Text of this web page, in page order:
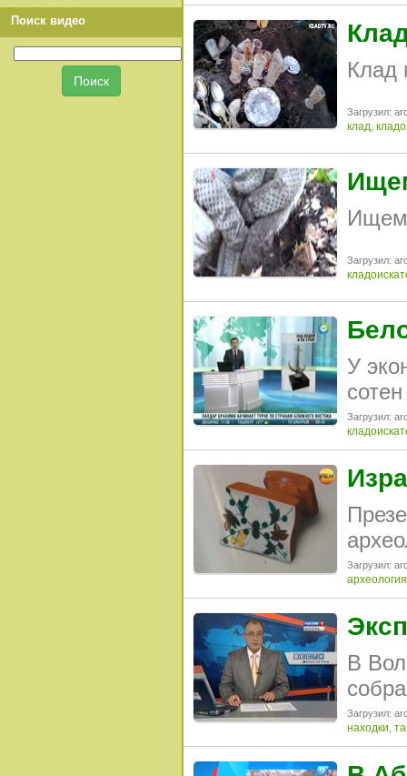
Поиск видео
Клад
Загрузил:
клад,
Ищем
Загрузил:
У
Загрузил:
Загрузил:
археология
В
Загрузил:
находки,